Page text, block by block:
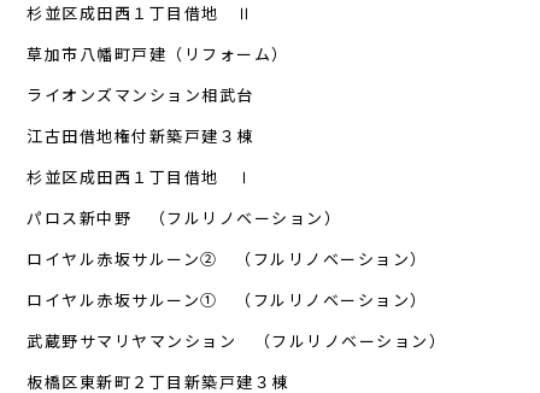
杉並区成田西１丁目借地 Ⅱ
草加市八幡町戸建（リフォーム）
ライオンズマンション相武台
江古田借地権付新築戸建３棟
杉並区成田西１丁目借地 Ⅰ
パロス新中野 （フルリノベーション）
ロイヤル赤坂サルーン② （フルリノベーション）
ロイヤル赤坂サルーン① （フルリノベーション）
武蔵野サマリヤマンション （フルリノベーション）
板橋区東新町２丁目新築戸建３棟